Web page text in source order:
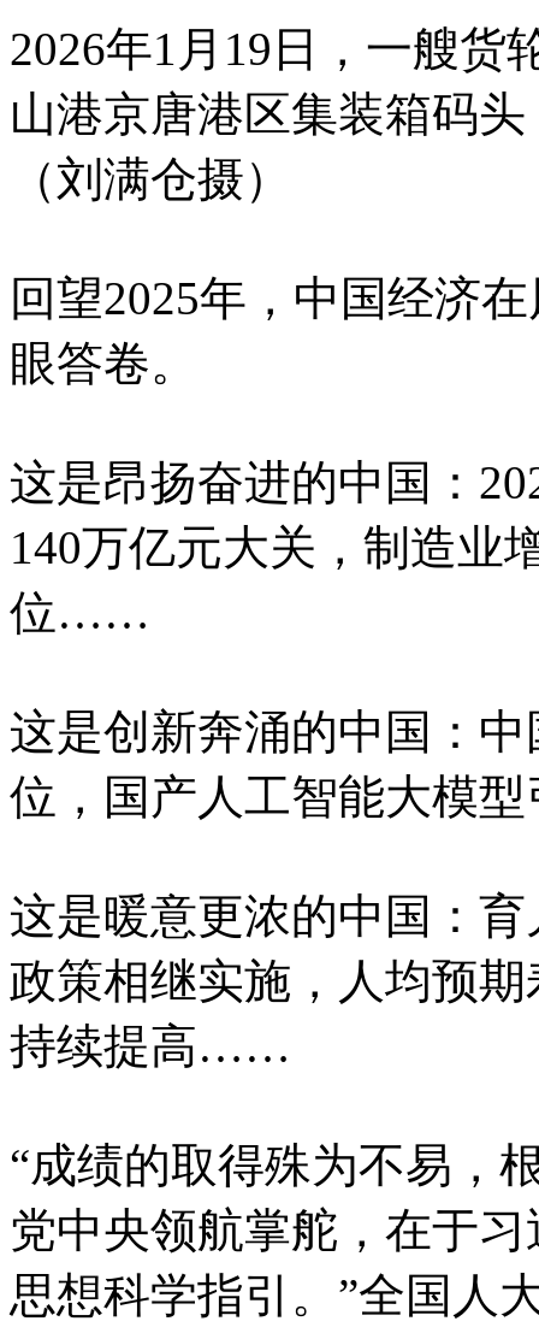
2026年1月19日，一艘货
山港京唐港区集装箱码
（刘满仓摄）
回望2025年，中国经济
眼答卷。
这是昂扬奋进的中国：
140万亿元大关，制造业
位……
这是创新奔涌的中国：
位，国产人工智能大模
这是暖意更浓的中国：
政策相继实施，人均预
持续提高……
“成绩的取得殊为不易，
党中央领航掌舵，在于
思想科学指引。”全国人